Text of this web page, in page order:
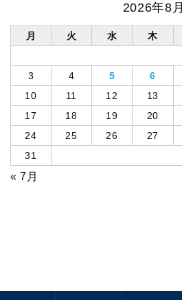
2026年8月
月 火 水 木
3
4 5 6
10
11 12 13
17
18 19 20
24
25 26 27
31
« 7月